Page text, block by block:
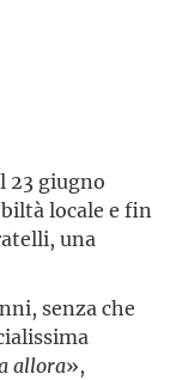
23 giugno
locale e fin
una
senza che
allora»,